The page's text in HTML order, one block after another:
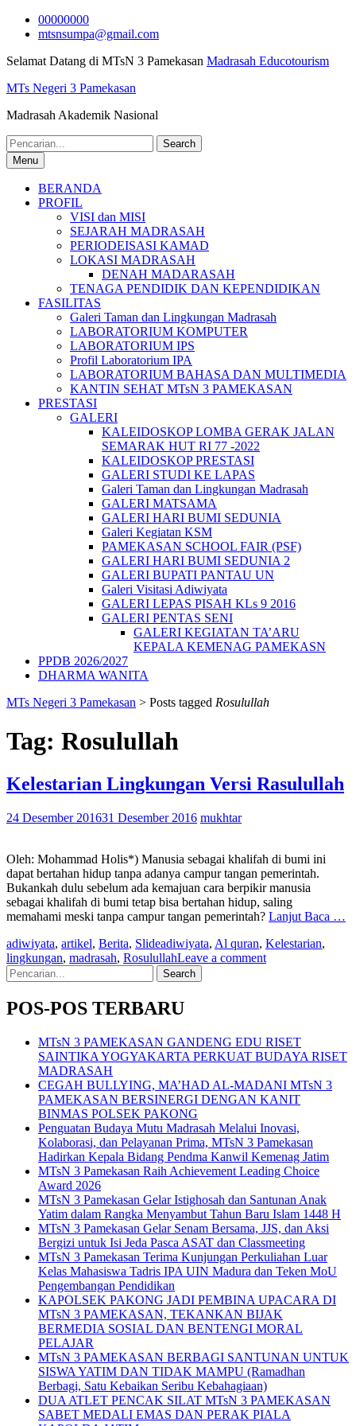
Skip
00000000
mtsnsumpa@gmail.com
Selamat Datang di MTsN 3 Pamekasan Madrasah Educotourism
MTs Negeri 3 Pamekasan
Madrasah Akademik Nasional
Search
for:Menu
BERANDA
PROFIL
VISI dan MISI
SEJARAH MADRASAH
PERIODEISASI KAMAD
LOKASI MADRASAH
DENAH MADARASAH
TENAGA PENDIDIK DAN KEPENDIDIKAN
FASILITAS
Galeri Taman dan Lingkungan Madrasah
LABORATORIUM KOMPUTER
LABORATORIUM IPS
Profil Laboratorium IPA
LABORATORIUM BAHASA DAN MULTIMEDIA
KANTIN SEHAT MTsN 3 PAMEKASAN
PRESTASI
GALERI
KALEIDOSKOP LOMBA GERAK JALAN
SEMARAK HUT RI 77 -2022
KALEIDOSKOP PRESTASI
GALERI STUDI KE LAPAS
Galeri Taman dan Lingkungan Madrasah
GALERI MATSAMA
GALERI HARI BUMI SEDUNIA
Galeri Kegiatan KSM
PAMEKASAN SCHOOL FAIR (PSF)
GALERI HARI BUMI SEDUNIA 2
GALERI BUPATI PANTAU UN
Galeri Visitasi Adiwiyata
GALERI LEPAS PISAH KLs 9 2016
GALERI PENTAS SENI
GALERI KEGIATAN TA’ARU
KEPALA KEMENAG PAMEKASN
PPDB 2026/2027
DHARMA WANITA
MTs Negeri 3 Pamekasan > Posts tagged Rosulullah
Tag: Rosulullah
Kelestarian Lingkungan Versi Rasulullah
24 Desember 201631 Desember 2016 mukhtar
Oleh: Mohammad Holis*) Manusia sebagai khalifah di bumi ini
dapat bertahan hidup tanpa adanya campur tangan pemerintah.
Bukankah dulu sebelum ada kemajuan cara berpikir manusia
sebagai khalifah di bumi tetap bisa bertahan hidup, saling
memahami meski tanpa campur tangan pemerintah? Lanjut Baca …
adiwiyata, artikel, Berita, Slideadiwiyata, Al quran, Kelestarian,
lingkungan, madrasah, RosulullahLeave a comment
Search
for:
POS-POS TERBARU
MTsN 3 PAMEKASAN GANDENG EDU RISET
SAINTIKA YOGYAKARTA PERKUAT BUDAYA RISET
MADRASAH
CEGAH BULLYING, MA’HAD AL-MADANI MTsN 3
PAMEKASAN BERSINERGI DENGAN KANIT
BINMAS POLSEK PAKONG
Penguatan Budaya Mutu Madrasah Melalui Inovasi,
Kolaborasi, dan Pelayanan Prima, MTsN 3 Pamekasan
Hadirkan Kepala Bidang Pendma Kanwil Kemenag Jatim
MTsN 3 Pamekasan Raih Achievement Leading Choice
Award 2026
MTsN 3 Pamekasan Gelar Istighosah dan Santunan Anak
Yatim dalam Rangka Menyambut Tahun Baru Islam 1448 H
MTsN 3 Pamekasan Gelar Senam Bersama, JJS, dan Aksi
Bergizi untuk Isi Jeda Pasca ASAT dan Classmeeting
MTsN 3 Pamekasan Terima Kunjungan Perkuliahan Luar
Kelas Mahasiswa Tadris IPA UIN Madura dan Teken MoU
Pengembangan Pendidikan
KAPOLSEK PAKONG JADI PEMBINA UPACARA DI
MTsN 3 PAMEKASAN, TEKANKAN BIJAK
BERMEDIA SOSIAL DAN BENTENGI MORAL
PELAJAR
MTsN 3 PAMEKASAN BERBAGI SANTUNAN UNTUK
SISWA YATIM DAN TIDAK MAMPU (Ramadhan
Berbagi, Satu Kebaikan Seribu Kebahagiaan)
DUA ATLET PENCAK SILAT MTsN 3 PAMEKASAN
SABET MEDALI EMAS DAN PERAK PIALA